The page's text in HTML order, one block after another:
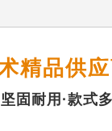
精品供
固耐用·款式